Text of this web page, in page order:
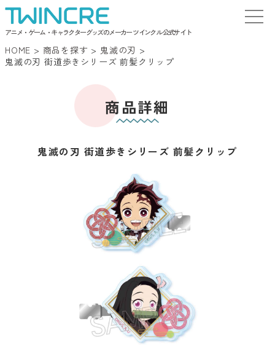
アニメ・ゲーム・キャラクターグッズのメーカー ツインクル 公式サイト
HOME > 商品を探す > 鬼滅の刃 >
鬼滅の刃 街道歩きシリーズ 前髪クリップ
商品詳細
鬼滅の刃 街道歩きシリーズ 前髪クリップ